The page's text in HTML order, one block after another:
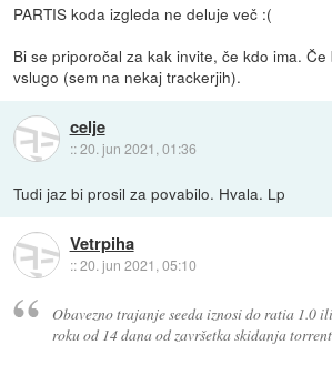
PARTIS koda izgleda ne deluje več :(
Bi se priporočal za kak invite, če kdo ima.
vslugo (sem na nekaj trackerjih).
celje
::20. jun 2021, 01:36
Tudi jaz bi prosil za povabilo. Hvala. Lp
Vetrpiha
::20. jun 2021, 05:10
Obavezno trajanje seeda iznosi do ratia 1.0
roku od 14 dana od završetka skidanja